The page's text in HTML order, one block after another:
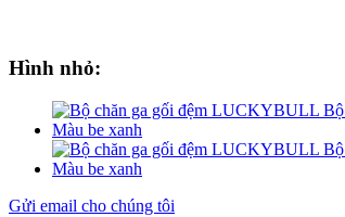
Hình nhỏ:
Gửi email cho chúng tôi